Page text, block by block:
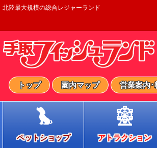
北陸最大規模の総合レジャーランド
トップ 園内マップ 営業案内･
ペットショップ アトラクション